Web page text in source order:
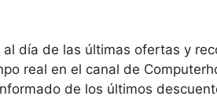
día de las últimas ofertas y
real en el canal de
de los últimos